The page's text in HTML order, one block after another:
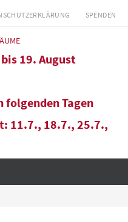
SPENDEN
19. August
folgenden Tagen
11.7., 18.7., 25.7.,